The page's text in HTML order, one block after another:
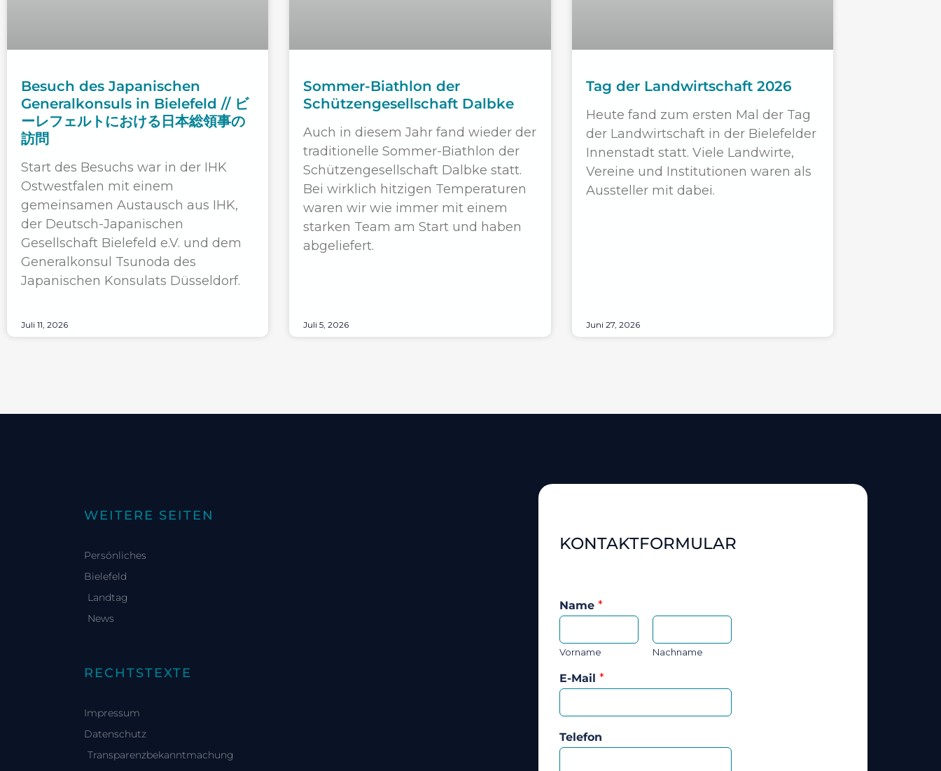
Besuch des Japanischen
Generalkonsuls in Bielefeld // ビ
ーレフェルトにおける日本総領事の
訪問
Start des Besuchs war in der IHK
Ostwestfalen mit einem
gemeinsamen Austausch aus IHK,
der Deutsch-Japanischen
Gesellschaft Bielefeld e.V. und dem
Generalkonsul Tsunoda des
Japanischen Konsulats Düsseldorf.
Juli 11, 2026
Sommer-Biathlon der
Schützengesellschaft Dalbke
Auch in diesem Jahr fand wieder der
traditionelle Sommer-Biathlon der
Schützengesellschaft Dalbke statt.
Bei wirklich hitzigen Temperaturen
waren wir wie immer mit einem
starken Team am Start und haben
abgeliefert.
Juli 5, 2026
Tag der Landwirtschaft 2026
Heute fand zum ersten Mal der Tag
der Landwirtschaft in der Bielefelder
Innenstadt statt. Viele Landwirte,
Vereine und Institutionen waren als
Aussteller mit dabei.
Juni 27, 2026
WEITERE SEITEN
Persönliches
Bielefeld
Landtag
News
RECHTSTEXTE
Impressum
Datenschutz
Transparenzbekanntmachung
KONTAKTFORMULAR
Name *
Vorname Nachname
E-Mail *
Telefon